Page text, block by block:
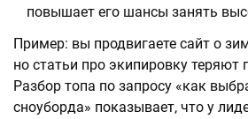
повышает его шансы занять
Пример: вы продвигаете сайт о
но статьи про экипировку теряют
Разбор топа по запросу «как
сноуборда» показывает, что у